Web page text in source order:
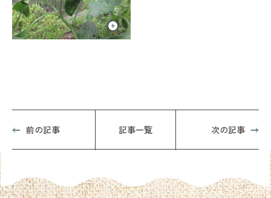
前の記事 記事一覧 次の記事